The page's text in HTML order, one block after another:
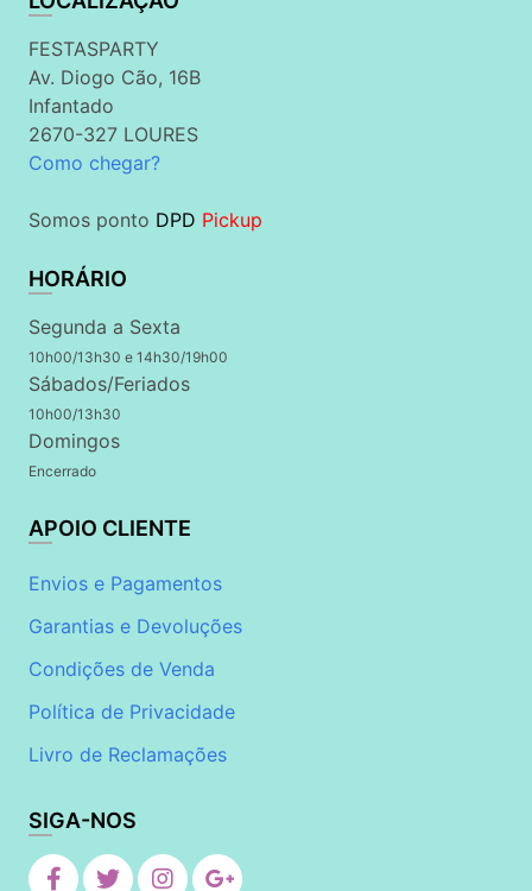
FESTASPARTY
Av. Diogo Cão, 16B
Infantado
2670-327 LOURES
Como chegar?
Somos ponto DPD Pickup
HORÁRIO
Segunda a Sexta
10h00/13h30 e 14h30/19h00
Sábados/Feriados
10h00/13h30
Domingos
Encerrado
APOIO CLIENTE
Envios e Pagamentos
Garantias e Devoluções
Condições de Venda
Política de Privacidade
Livro de Reclamações
SIGA-NOS